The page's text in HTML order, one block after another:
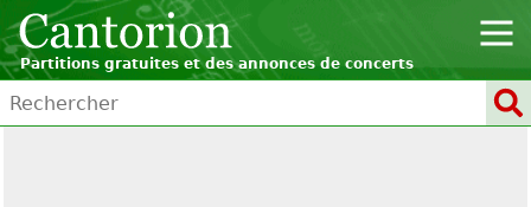
Partitions gratuites et des annonces de concerts